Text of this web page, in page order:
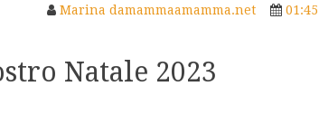
Marina damammaamamma.net 01:45
Natale 2023